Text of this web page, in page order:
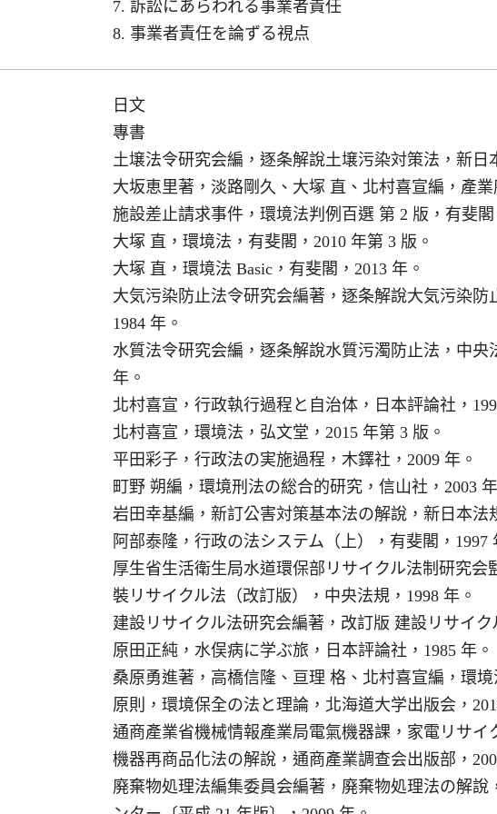
7. 訴訟にあらわれる事業者責任
8. 事業者責任を論ずる視点
日文
專書
土壌法令研究会編，逐条解說土壌污染対策法，新日
大坂恵里著，淡路剛久、大塚 直、北村喜宣編，產
施設差止請求事件，環境法判例百選 第 2 版，有斐閣
大塚 直，環境法，有斐閣，2010 年第 3 版。
大塚 直，環境法 Basic，有斐閣，2013 年。
大気污染防止法令研究会編著，逐条解說大気污染防
1984 年。
水質法令研究会編，逐条解說水質污濁防止法，中央
年。
北村喜宣，行政執行過程と自治体，日本評論社，
北村喜宣，環境法，弘文堂，2015 年第 3 版。
平田彩子，行政法の実施過程，木鐸社，2009 年。
町野 朔編，環境刑法の総合的研究，信山社，2003 年
岩田幸基編，新訂公害対策基本法の解說，新日本法
阿部泰隆，行政の法システム（上），有斐閣，1997
厚生省生活衛生局水道環保部リサイクル法制研究会
裝リサイクル法（改訂版），中央法規，1998 年。
建設リサイクル法研究会編著，改訂版 建設リサイク
原田正純，水俣病に学ぶ旅，日本評論社，1985 年。
桑原勇進著，高橋信隆、亘理 格、北村喜宣編，環境
原則，環境保全の法と理論，北海道大学出版会，
通商產業省機械情報產業局電氣機器課，家電リサイ
機器再商品化法の解說，通商產業調查会出版部，
廃棄物処理法編集委員会編著，廃棄物処理法の解說